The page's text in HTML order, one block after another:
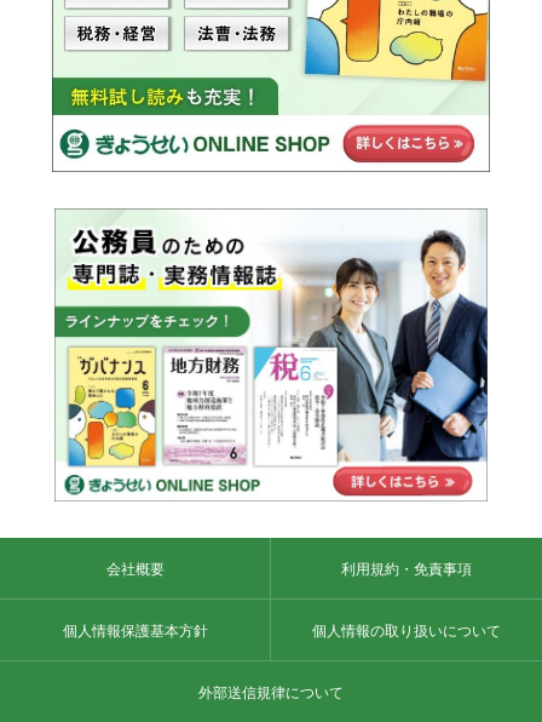
会社概要 利用規約・免責事項
個人情報保護基本方針 個人情報の取り扱いについて
外部送信規律について